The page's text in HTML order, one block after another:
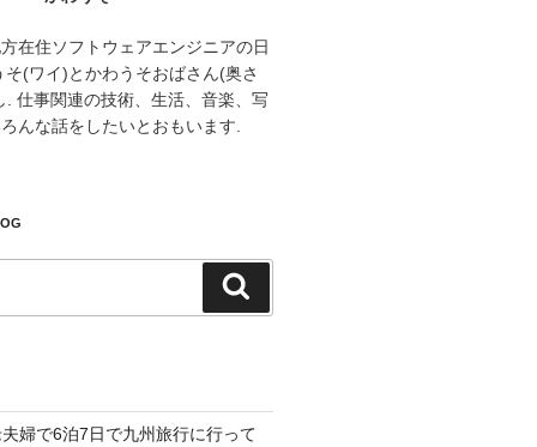
在住ソフトウェアエンジニアの日
(ワイ)とかわうそおばさん(奥さ
. 仕事関連の技術、生活、音楽、写
んな話をしたいとおもいます.
索
婦で6泊7日で九州旅行に行って